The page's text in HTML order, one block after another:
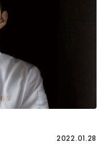
2022.01.28